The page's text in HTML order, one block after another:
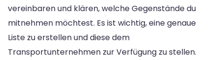
vereinbaren und klären, welche Gegenstände du
mitnehmen möchtest. Es ist wichtig, eine genaue
Liste zu erstellen und diese dem
Transportunternehmen zur Verfügung zu stellen.